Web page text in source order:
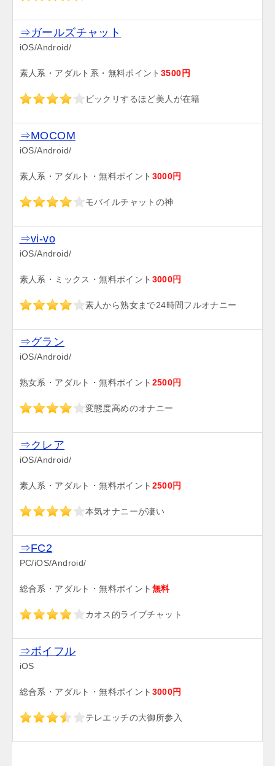
⇒ガールズチャット
iOS/Android/
素人系・アダルト系・無料ポイント 3500円
ビックリするほど美人が在籍
⇒MOCOM
iOS/Android/
素人系・アダルト・無料ポイント 3000円
モバイルチャットの神
⇒vi-vo
iOS/Android/
素人系・ミックス・無料ポイント 3000円
素人から熟女まで24時間フルオナニー
⇒グラン
iOS/Android/
熟女系・アダルト・無料ポイント 2500円
変態度高めのオナニー
⇒クレア
iOS/Android/
素人系・アダルト・無料ポイント 2500円
本気オナニーが凄い
⇒FC2
PC/iOS/Android/
総合系・アダルト・無料ポイント 無料
カオス的ライブチャット
⇒ボイフル
iOS
総合系・アダルト・無料ポイント 3000円
テレエッチの大御所参入